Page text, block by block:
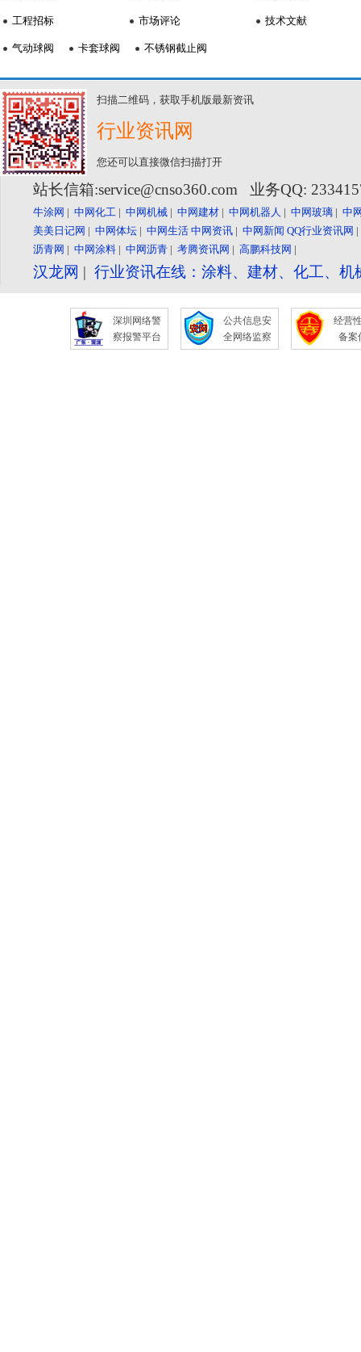
工程招标 市场评论 技术文献
气动球阀 卡套球阀 不锈钢截止阀
扫描二维码，获取手机版最新资讯
行业资讯网
您还可以直接微信扫描打开
站长信箱:service@cnso360.com 业务QQ:
牛涂网 | 中网化工 | 中网机械 | 中网建材 | 中网机器人 | 中网玻璃 | 中
美美日记网 | 中网体坛 | 中网生活 中网资讯 | 中网新闻 QQ行业资讯网
沥青网 | 中网涂料 | 中网沥青 | 考腾资讯网 | 高鹏科技网 |
汉龙网 | 行业资讯在线：涂料、建材、化工、
深圳网络警
察报警平台
公共信息安
全网络监察
经营
备案